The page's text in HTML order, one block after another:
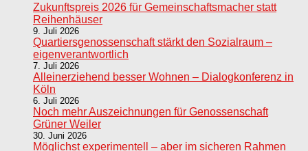
Zukunftspreis 2026 für Gemeinschaftsmacher statt
Reihenhäuser
9. Juli 2026
Quartiersgenossenschaft stärkt den Sozialraum –
eigenverantwortlich
7. Juli 2026
Alleinerziehend besser Wohnen – Dialogkonferenz in
Köln
6. Juli 2026
Noch mehr Auszeichnungen für Genossenschaft
Grüner Weiler
30. Juni 2026
Möglichst experimentell – aber im sicheren Rahmen